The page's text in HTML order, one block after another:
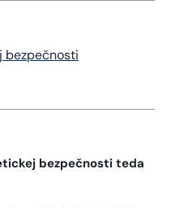
bezpečnosti
bezpečnosti teda